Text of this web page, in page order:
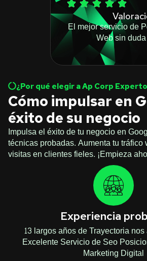
El mejor servicio de
Web sin
¿Por qué elegir a Ap Corp
Cómo impulsar en
éxito de su negocio
Impulsa el éxito de tu negocio en
técnicas probadas. Aumenta tu
visitas en clientes fieles. ¡Empieza
Experiencia
13 largos años de Trayectoria
Excelente Servicio de Seo
Marketing Digital